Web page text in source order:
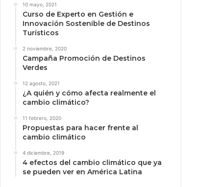
10 mayo, 2021
Curso de Experto en Gestión e
Innovación Sostenible de Destinos
Turísticos
2 noviembre, 2020
Campaña Promoción de Destinos
Verdes
12 agosto, 2021
¿A quién y cómo afecta realmente el
cambio climático?
11 febrero, 2020
Propuestas para hacer frente al
cambio climático
4 diciembre, 2019
4 efectos del cambio climático que ya
se pueden ver en América Latina